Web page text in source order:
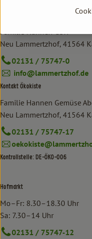
Familie Hannen GbR
Neu Lammertzhof, 41564
02131 / 75747-0
info@lammertzhof.de
Kontakt Ökokiste
Familie Hannen Gemüse
Neu Lammertzhof, 41564
02131 / 75747-17
Kontrollstelle: DE-ÖKO-006
Hofmarkt
Mo–Fr: 8.30–18.30 Uhr
Sa: 7.30–14 Uhr
02131 / 75747-12